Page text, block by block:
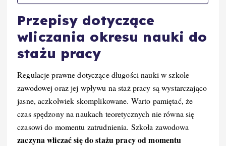
Przepisy dotyczące
wliczania okresu nauki do
stażu pracy
Regulacje prawne dotyczące długości nauki w szkole
zawodowej oraz jej wpływu na staż pracy są wystarczająco
jasne, aczkolwiek skomplikowane. Warto pamiętać, że
czas spędzony na naukach teoretycznych nie równa się
czasowi do momentu zatrudnienia. Szkoła zawodowa
zaczyna wliczać się do stażu pracy od momentu